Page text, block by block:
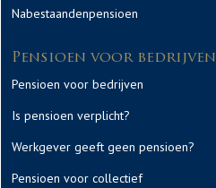
Nabestaandenpensioen
Pensioen voor bedrijven
Pensioen voor bedrijven
Is pensioen verplicht?
Werkgever geeft geen pensioen?
Pensioen voor collectief